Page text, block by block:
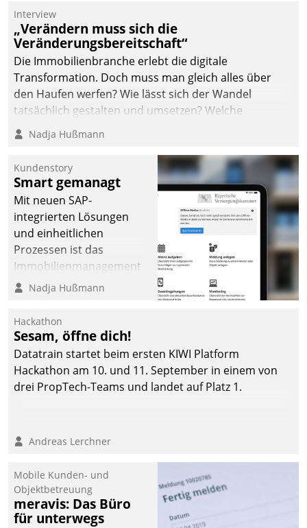
integrieren.
Interview
„Verändern muss sich die
Veränderungsbereitschaft“
Die Immobilienbranche erlebt die digitale
Transformation. Doch muss man gleich alles über
den Haufen werfen? Wie lässt sich der Wandel
tatsächlich gestalten und umsetzen? Welche
Argumente zählen wirklich?
Nadja Hußmann
Kundenstory
Smart gemanagt
Mit neuen SAP-
integrierten Lösungen
und einheitlichen
Prozessen ist das
Immobilienmanagement
der Bayerischen
Ressort Kapitalanlage für
künftige Aufgaben und
Herausforderungen
gerüstet.
Nadja Hußmann
Hackathon
Sesam, öffne dich!
Datatrain startet beim ersten KIWI Platform
Hackathon am 10. und 11. September in einem von
drei PropTech-Teams und landet auf Platz 1.
Andreas Lerchner
Mobile Kunden- und
Objektbetreuung
meravis: Das Büro
für unterwegs